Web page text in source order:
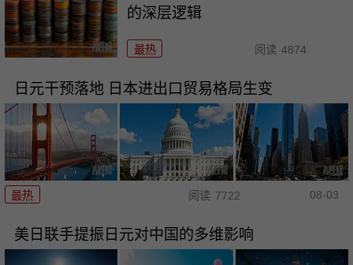
的深层逻辑
最热 阅读 4874
日元干预落地 日本进出口贸易格局生变
最热 阅读 7722 08-03
美日联手提振日元对中国的多维影响